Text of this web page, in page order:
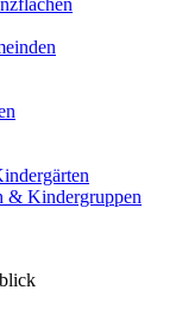
& Kindergruppen